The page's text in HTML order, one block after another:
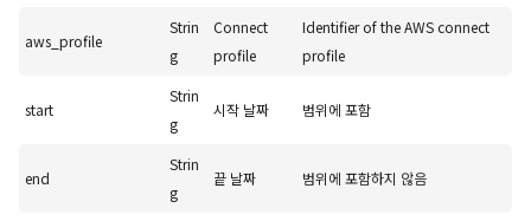
aws_profile
Strin
g
Connect
profile
Identifier of the AWS connect
profile
start
Strin
g
시작 날짜 범위에 포함
end
Strin
g
끝 날짜 범위에 포함하지 않음